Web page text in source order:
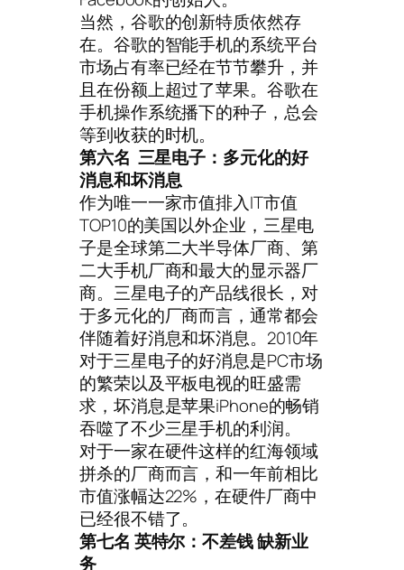
当然，谷歌的创新特质依然存
在。谷歌的智能手机的系统平台
市场占有率已经在节节攀升，并
且在份额上超过了苹果。谷歌在
手机操作系统播下的种子，总会
等到收获的时机。
第六名 三星电子：多元化的好
消息和坏消息
作为唯一一家市值排入IT市值
TOP10的美国以外企业，三星电
子是全球第二大半导体厂商、第
二大手机厂商和最大的显示器厂
商。三星电子的产品线很长，对
于多元化的厂商而言，通常都会
伴随着好消息和坏消息。2010年
对于三星电子的好消息是PC市场
的繁荣以及平板电视的旺盛需
求，坏消息是苹果iPhone的畅销
吞噬了不少三星手机的利润。
对于一家在硬件这样的红海领域
拼杀的厂商而言，和一年前相比
市值涨幅达22%，在硬件厂商中
已经很不错了。
第七名 英特尔：不差钱 缺新业
务